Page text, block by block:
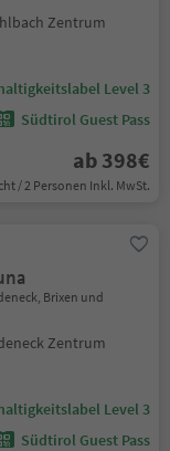
Zentrum
Level 3
Südtirol Guest Pass
ab 398€
/ 2 Personen Inkl. MwSt.
Brixen und
Zentrum
Level 3
Südtirol Guest Pass